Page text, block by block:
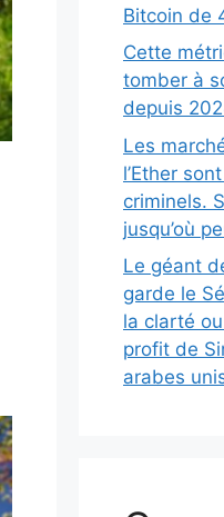
Bitcoin de
Cette
tomber à
depuis
Les
l’Ether
criminels.
jusqu’où
Le géant
garde le
la clarté
profit de
arabes